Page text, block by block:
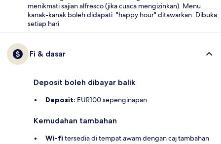
menikmati sajian alfresco (jika cuaca mengizinkan). Menu
kanak-kanak boleh didapati. "happy hour" ditawarkan. Dibuka
setiap hari
Fi & dasar
Deposit boleh dibayar balik
Deposit: EUR100 sepenginapan
Kemudahan tambahan
Wi-fi tersedia di tempat awam dengan caj tambahan